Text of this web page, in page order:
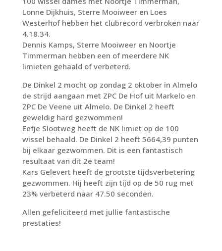
Lonne Dijkhuis, Sterre Mooiweer en Loes
Westerhof hebben het clubrecord verbroken naar
4.18.34.
Dennis Kamps, Sterre Mooiweer en Noortje
Timmerman hebben een of meerdere NK
limieten gehaald of verbeterd.
De Dinkel 2 mocht op zondag 2 oktober in Almelo
de strijd aangaan met ZPC De Hof uit Markelo en
ZPC De Veene uit Almelo. De Dinkel 2 heeft
geweldig hard gezwommen!
Eefje Slootweg heeft de NK limiet op de 100
wissel behaald. De Dinkel 2 heeft 5664,39 punten
bij elkaar gezwommen. Dit is een fantastisch
resultaat van dit 2e team!
Kars Gelevert heeft de grootste tijdsverbetering
gezwommen. Hij heeft zijn tijd op de 50 rug met
23% verbeterd naar 47.50 seconden.
Allen gefeliciteerd met jullie fantastische
prestaties!